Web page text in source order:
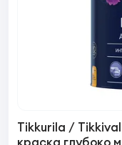
Tikkurila /
краска глубоко